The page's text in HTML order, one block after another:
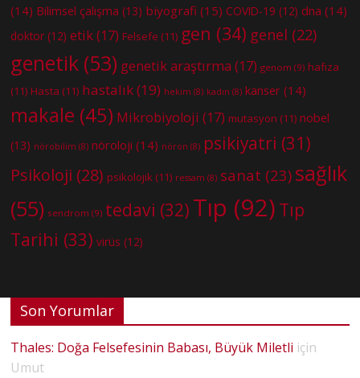
(14) Bilimsel çalışma (13) biyografi (15) COVID-19 (12) dna (14)
doktor (12) etik(17) Felsefe (11) gen (34) genel (22)
genetik (53) genetik araştırma (17) genom (9) hafıza
(11) Hasta (11) hastalık(19) hekim (8) kadın (8) kanser (14)
makale (45) Mikrobiyoloji (17) mutasyon (11) nobel
(13) nörobilim (8) nöroloji (14) nöron (8) psikiyatri (31)
Psikoloji (28) psikolojik (11) ressam (8) sanat (23) sağlık
(55) sendrom (9) tedavi (32) Tıp (92) Tıp
Tarihi (33) virüs (12)
Son Yorumlar
Thales: Doğa Felsefesinin Babası, Büyük Miletli için
Umut